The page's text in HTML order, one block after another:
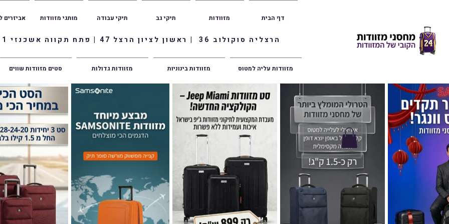
הרצליה סוקולוב 36 | ראשון לציון הרצל 47 | פתח תקווה אשכנזי 1
אביזרים מותגי מזוודות תיקי עבודה תיקי גב מזוודות דף הבית
סטים מזוודות שווים מזוודות גדולות מזוודות בינוניות מזוודות עליה למטוס